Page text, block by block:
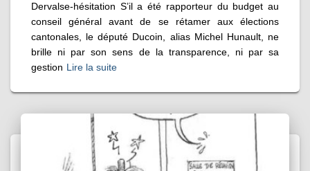
Dervalse-hésitation S’il a été rapporteur du budget au
conseil général avant de se rétamer aux élections
cantonales, le député Ducoin, alias Michel Hunault, ne
brille ni par son sens de la transparence, ni par sa
gestion Lire la suite